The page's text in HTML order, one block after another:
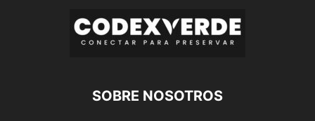
SOBRE NOSOTROS